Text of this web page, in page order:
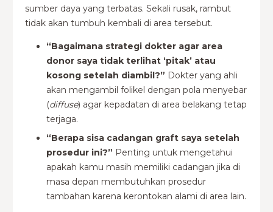
sumber daya yang terbatas. Sekali rusak, rambut
tidak akan tumbuh kembali di area tersebut.
“Bagaimana strategi dokter agar area
donor saya tidak terlihat ‘pitak’ atau
kosong setelah diambil?” Dokter yang ahli
akan mengambil folikel dengan pola menyebar
(diffuse) agar kepadatan di area belakang tetap
terjaga.
“Berapa sisa cadangan graft saya setelah
prosedur ini?” Penting untuk mengetahui
apakah kamu masih memiliki cadangan jika di
masa depan membutuhkan prosedur
tambahan karena kerontokan alami di area lain.